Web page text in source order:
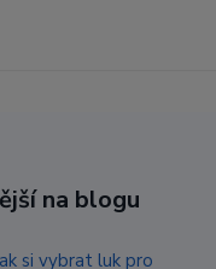
na blogu
si vybrat luk pro